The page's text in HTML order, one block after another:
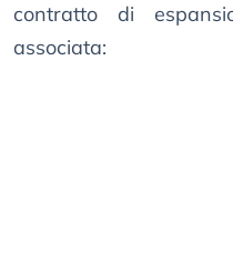
contratto di
associata: